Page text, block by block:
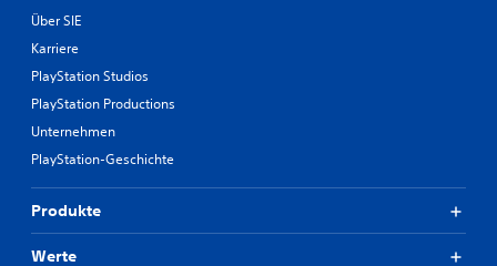
Über SIE
Karriere
PlayStation Studios
PlayStation Productions
Unternehmen
PlayStation-Geschichte
Produkte
Werte